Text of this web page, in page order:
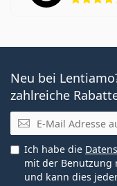
Neu bei
zahlreiche
E-Mail
Ich habe die
mit der Benutzung
und kann dies